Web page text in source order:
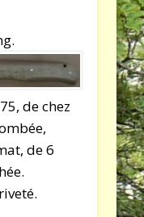
de chez
de 6